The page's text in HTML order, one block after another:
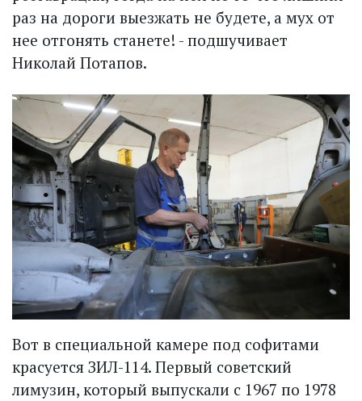
раз на дороги выезжать не будете, а мух от
нее отгонять станете! - подшучивает
Николай Потапов.
Вот в специальной камере под софитами
красуется ЗИЛ-114. Первый советский
лимузин, который выпускали с 1967 по 1978